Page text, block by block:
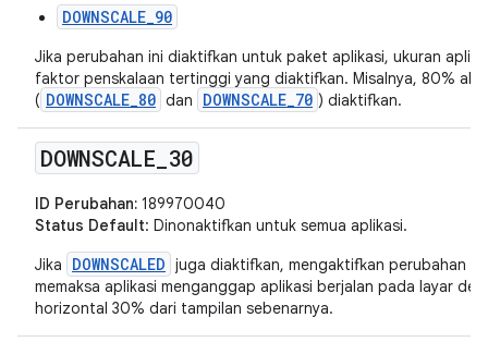
DOWNSCALE_90
Jika perubahan ini diaktifkan untuk paket aplikasi, ukuran
faktor penskalaan tertinggi yang diaktifkan. Misalnya, 80%
( DOWNSCALE_80 dan DOWNSCALE_70 ) diaktifkan.
DOWNSCALE 30
ID Perubahan: 189970040
Status Default: Dinonaktifkan untuk semua aplikasi.
Jika
DOWNSCALED juga diaktifkan, mengaktifkan perubahan
memaksa aplikasi menganggap aplikasi berjalan pada layar
horizontal 30% dari tampilan sebenarnya.